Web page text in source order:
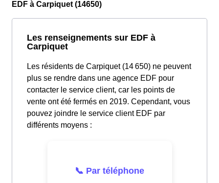
EDF à Carpiquet (14650)
Les renseignements sur EDF à
Carpiquet
Les résidents de Carpiquet (14 650) ne peuvent
plus se rendre dans une agence EDF pour
contacter le service client, car les points de
vente ont été fermés en 2019. Cependant, vous
pouvez joindre le service client EDF par
différents moyens :
📞 Par téléphone